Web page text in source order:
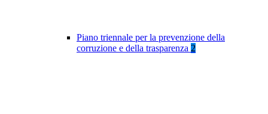
Piano triennale per la prevenzione della
corruzione e della trasparenza 2